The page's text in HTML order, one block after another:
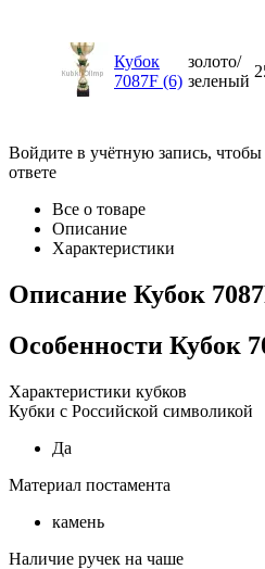
Кубок
7087F (6)
золото/
зеленый
Войдите в учётную запись,
ответе
Все о товаре
Описание
Характеристики
Описание Кубок
Особенности Кубок
Характеристики кубков
Кубки с Российской символикой
Да
Материал постамента
камень
Наличие ручек на чаше